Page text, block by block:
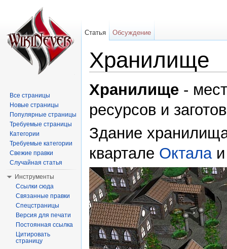
Хранилище
Хранилище -
ресурсов и
Здание
квартале Окталаи
Статья Обсуждение
Все страницы
Новые страницы
Популярные страницы
Требуемые страницы
Категории
Требуемые категории
Свежие правки
Случайная статья
Инструменты
Ссылки сюда
Связанные правки
Спецстраницы
Версия для печати
Постоянная ссылка
Цитировать
страницу